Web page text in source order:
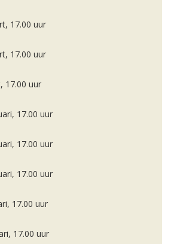
17.00 uur
17.00 uur
17.00 uur
17.00 uur
17.00 uur
17.00 uur
17.00 uur
17.00 uur